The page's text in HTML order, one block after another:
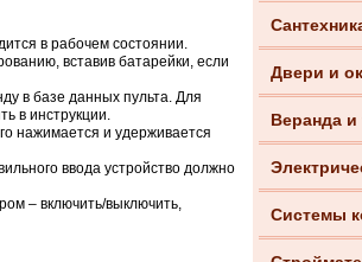
Двери и
Веранда и
Системы
в рабочем состоянии.
вставив батарейки, если
в базе данных пульта. Для
в инструкции.
нажимается и удерживается
ввода устройство должно
– включить/выключить,